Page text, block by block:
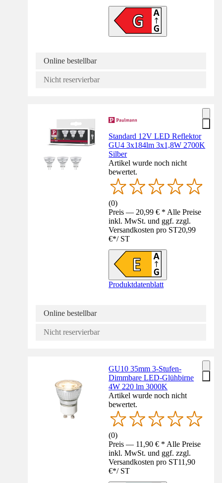
Online bestellbar
Nicht reservierbar
Standard 12V LED Reflektor
GU4 3x184lm 3x1,8W 2700K
Silber
Artikel wurde noch nicht
bewertet.
(0)
Preis — 20,99 € * Alle Preise
inkl. MwSt. und ggf. zzgl.
Versandkosten pro ST20,99
€*/ ST
Produktdatenblatt
Online bestellbar
Nicht reservierbar
GU10 35mm 3-Stufen-
Dimmbare LED-Glühbirne
4W 220 lm 3000K
Artikel wurde noch nicht
bewertet.
(0)
Preis — 11,90 € * Alle Preise
inkl. MwSt. und ggf. zzgl.
Versandkosten pro ST11,90
€*/ ST